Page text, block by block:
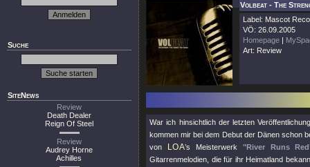
Suche
SiteNews
Review
Death Dealer
Reign Of Steel
Review
Audrey Horne
Achilles
Volbeat - The
Label: Mascot
VÖ: 26.09.2005
Homepage |
Art: Review
War ich hinsichtlich der letzten
kommen mir bei dem Debut der Dänen schon
von
LOA’s Meisterwerk "River Runs
Gitarrenmelodien, die für ihr Heimatland